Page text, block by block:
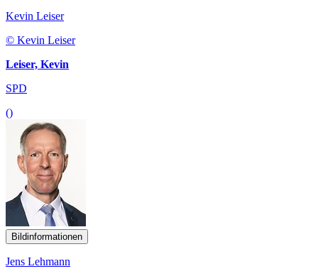
Kevin Leiser
© Kevin Leiser
Leiser, Kevin
SPD
()
Bildinformationen
Jens Lehmann